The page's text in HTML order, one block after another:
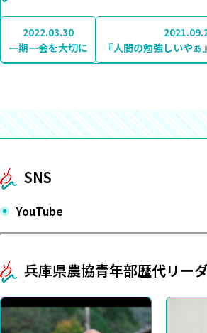
2022.03.30
一期一会を大切に
『人間の勉強しいや
SNS
YouTube
兵庫県農協青年部歴代リー